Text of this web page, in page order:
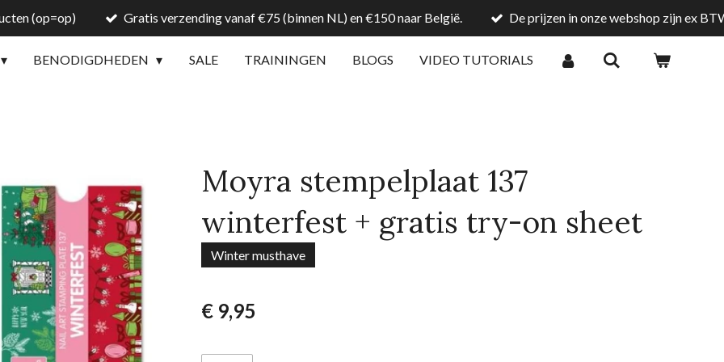
(op=op) Gratis verzending vanaf €75 (binnen NL) en €150 naar België. De prijzen in onze webshop zijn ex
BENODIGDHEDEN SALE TRAININGEN BLOGS VIDEO TUTORIALS
Moyra stempelplaat 137
winterfest + gratis try-on sheet
Winter musthave
€ 9,95